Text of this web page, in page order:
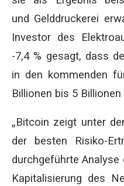
und Gelddruckerei
Investor des
-7,4 % gesagt, dass
in den kommenden
Billionen bis 5
„Bitcoin zeigt unter
der besten Risiko-
durchgeführte
Kapitalisierung des